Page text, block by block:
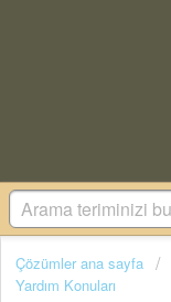
Çözümler ana sayfa
Yardım Konuları